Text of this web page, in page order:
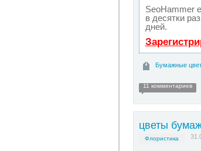
SeoHammer
в десятки
дней.
Бумажные
11 комментариев
цветы
Флористика